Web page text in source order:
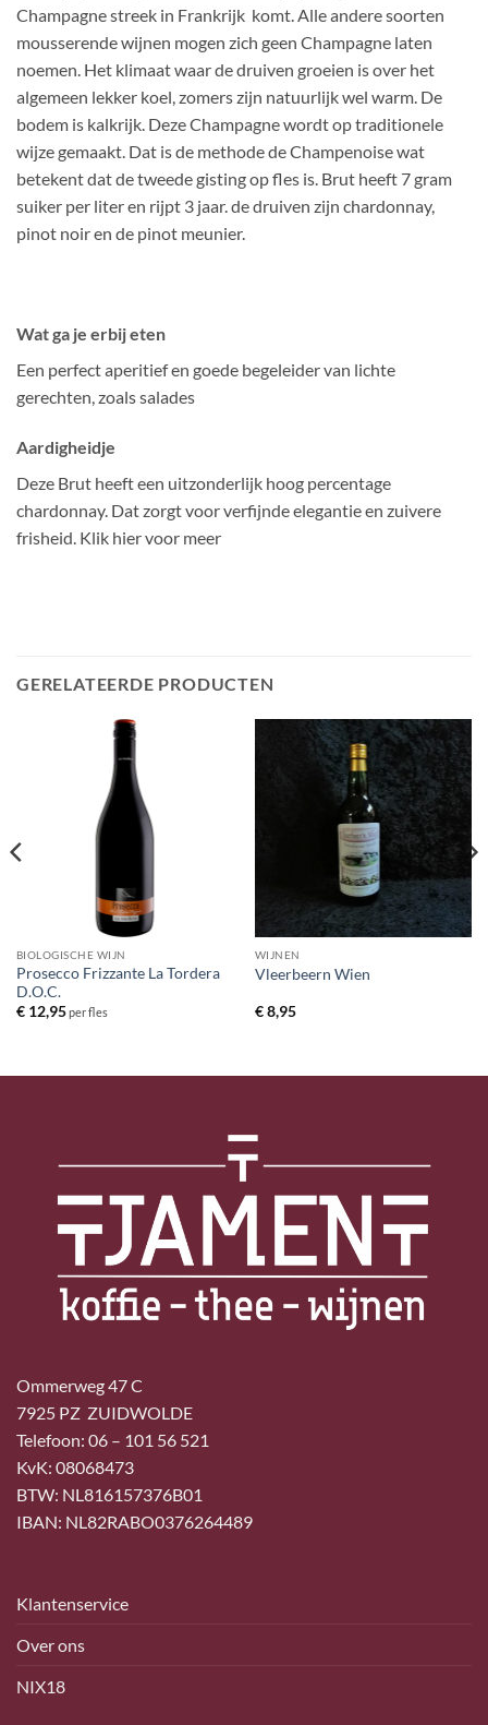
Champagne streek in Frankrijk komt. Alle andere soorten
mousserende wijnen mogen zich geen Champagne laten
noemen. Het klimaat waar de druiven groeien is over het
algemeen lekker koel, zomers zijn natuurlijk wel warm. De
bodem is kalkrijk. Deze Champagne wordt op traditionele
wijze gemaakt. Dat is de methode de Champenoise wat
betekent dat de tweede gisting op fles is. Brut heeft 7 gram
suiker per liter en rijpt 3 jaar. de druiven zijn chardonnay,
pinot noir en de pinot meunier.
Wat ga je erbij eten
Een perfect aperitief en goede begeleider van lichte
gerechten, zoals salades
Aardigheidje
Deze Brut heeft een uitzonderlijk hoog percentage
chardonnay. Dat zorgt voor verfijnde elegantie en zuivere
frisheid. Klik hier voor meer
GERELATEERDE PRODUCTEN
BIOLOGISCHE WIJN
Prosecco Frizzante La Tordera
D.O.C.
€12,95per fles
WIJNEN
Vleerbeern Wien
€8,95
Ommerweg 47 C
7925 PZ ZUIDWOLDE
Telefoon: 06 – 101 56 521
KvK: 08068473
BTW: NL816157376B01
IBAN: NL82RABO0376264489
Klantenservice
Over ons
NIX18